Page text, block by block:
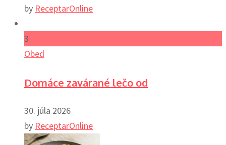
by ReceptarOnline
3
Obed
Domáce zavárané lečo od
30. júla 2026
by ReceptarOnline